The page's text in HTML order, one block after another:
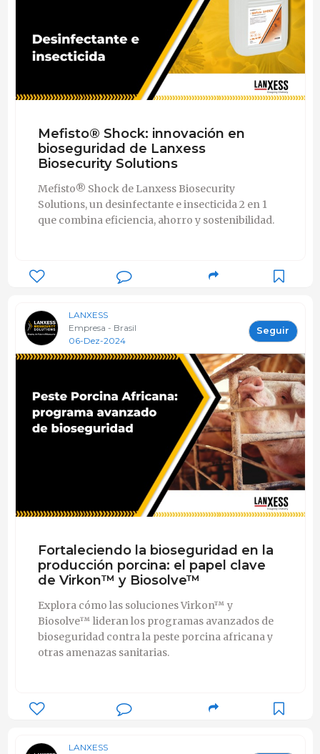
Mefisto® Shock: innovación en
bioseguridad de Lanxess
Biosecurity Solutions
Mefisto® Shock de Lanxess Biosecurity
Solutions, un desinfectante e insecticida 2 en 1
que combina eficiencia, ahorro y sostenibilidad.
LANXESS
Empresa - Brasil
06-Dez-2024
Seguir
Fortaleciendo la bioseguridad en la
producción porcina: el papel clave
de Virkon™ y Biosolve™
Explora cómo las soluciones Virkon™ y
Biosolve™ lideran los programas avanzados de
bioseguridad contra la peste porcina africana y
otras amenazas sanitarias.
LANXESS